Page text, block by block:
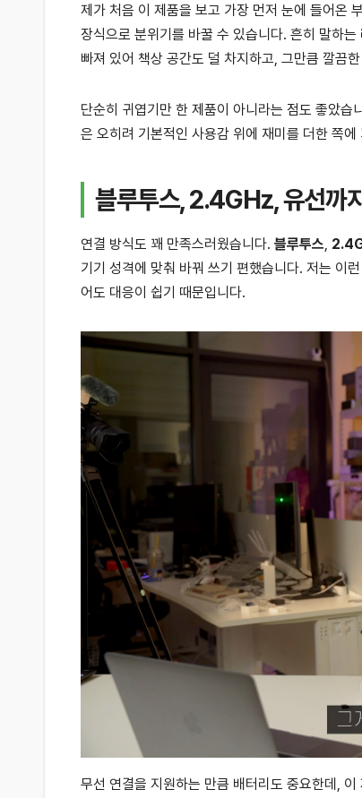
제가 처음 이 제품을 보고 가장 먼저 눈에 들어온
장식으로 분위기를 바꿀 수 있습니다. 흔히 말하는
빠져 있어 책상 공간도 덜 차지하고, 그만큼 깔끔
단순히 귀엽기만 한 제품이 아니라는 점도 좋았
은 오히려 기본적인 사용감 위에 재미를 더한 쪽
블루투스, 2.4GHz, 유선까
연결 방식도 꽤 만족스러웠습니다. 블루투스,
기기 성격에 맞춰 바꿔 쓰기 편했습니다. 저는 이
어도 대응이 쉽기 때문입니다.
무선 연결을 지원하는 만큼 배터리도 중요한데, 이